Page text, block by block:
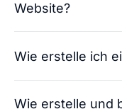
Website?
Wie erstelle ich
Wie erstelle und